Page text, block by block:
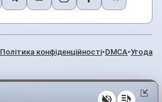
Політика конфіденційності•DMCA•Угода